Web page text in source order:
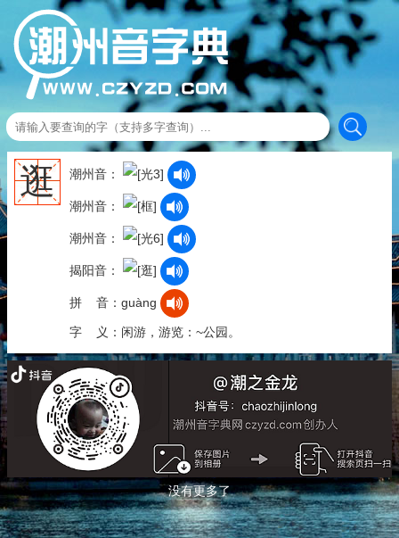
逛 潮州音：
潮州音：
潮州音：
揭阳音：
拼 音：guàng
字 义：闲游，游览：~公园。
没有更多了